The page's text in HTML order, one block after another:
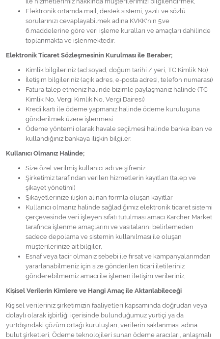
Elektronik ortamda mail, destek sistemi, yazılı ve sözlü
sorularınızı cevaplayabilmek adına KVKK'nın 5.ve
6.maddelerine göre veri işleme kuralları ve amaçları dahilinde
toplanmakta ve işlenmektedir.
Elektronik Ticaret Sözleşmesinin Kurulması ile Beraber;
Kimlik bilgileriniz (ad soyad, doğum tarihi / yeri, TC Kimlik No)
İletişim bilgileriniz (açık adres, e-posta adresi, telefon numarası)
Fatura talep etmeniz halinde bizimle paylaşmanız halinde (TC
Kimlik No, Vergi Kimlik No, Vergi Dairesi)
Kredi kartı ile ödeme yapmanız halinde ödeme kuruluşuna
gönderilmek üzere işlenmesi
Ödeme yöntemi olarak havale seçilmesi halinde banka iban ve
kullandığınız bankaya ilişkin bilgiler.
Kullanıcı Olmanız Halinde;
Size özel verilmiş kullanıcı adı ve şifreniz
Şirketimiz tarafından verilen hizmetlerin kayıtları (talep ve
şikayet yönetimi)
Şikayetlerinize ilişkin alınan formla oluşan kayıtlar
Kullanıcı olmanız halinde sağladığımız elektronik ticaret sistemi
çerçevesinde veri işleyen sıfatı tutulması amacı Karcher Market
tarafınca işlenme amaçlarını ve vasıtalarını belirlemeden
sadece depolama ve sistemin kullanılması ile oluşan
müşterilerinize ait bilgiler,
Esnaf veya tacir olmanız sebebi ile fırsat ve kampanyalarımdan
yararlanabilmeniz için size gönderilen ticari iletileriniz
gönderebilmemiz amacı ile işlenen iletişim verileriniz,
Kişisel Verilerin Kimlere ve Hangi Amaç ile Aktarılabileceği
Kişisel verileriniz şirketimizin faaliyetleri kapsamında doğrudan veya
dolaylı olarak işbirliği içerisinde bulunduğumuz yurtiçi ya da
yurtdışındaki çözüm ortağı kuruluşları, verilerin saklanması adına
bulut şirketleri, Ödeme teknolojileri sunan ödeme aracıları, anlaşmalı